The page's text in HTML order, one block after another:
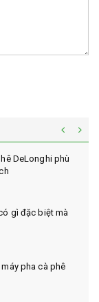
DeLonghi phù
gì đặc biệt mà
pha cà phê